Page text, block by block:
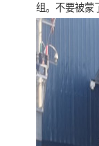
组。不要被蒙